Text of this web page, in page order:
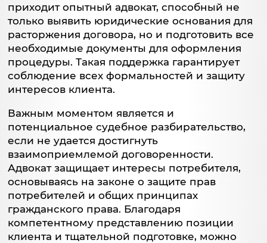
приходит опытный адвокат, способный не
только выявить юридические основания для
расторжения договора, но и подготовить все
необходимые документы для оформления
процедуры. Такая поддержка гарантирует
соблюдение всех формальностей и защиту
интересов клиента.
Важным моментом является и
потенциальное судебное разбирательство,
если не удается достигнуть
взаимоприемлемой договоренности.
Адвокат защищает интересы потребителя,
основываясь на законе о защите прав
потребителей и общих принципах
гражданского права. Благодаря
компетентному представлению позиции
клиента и тщательной подготовке, можно